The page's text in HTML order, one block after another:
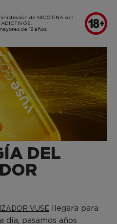
DEL
VUSE
llegara para
día, pasamos años
de NICOTINA son
de 18 años.